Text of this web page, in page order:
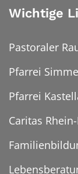
Wichtige
Pastoraler
Pfarrei
Pfarrei
Caritas